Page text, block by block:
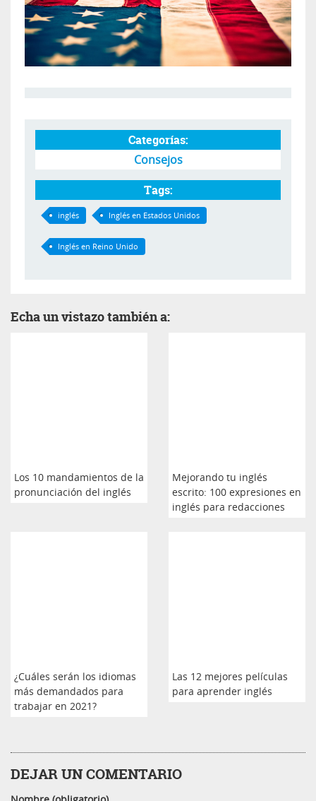
Categorías:
Consejos
Tags:
inglés Inglés en Estados Unidos
Inglés en Reino Unido
Echa un vistazo también a:
Los 10 mandamientos de la
pronunciación del inglés
Mejorando tu inglés
escrito: 100 expresiones en
inglés para redacciones
¿Cuáles serán los idiomas
más demandados para
trabajar en 2021?
Las 12 mejores películas
para aprender inglés
DEJAR UN COMENTARIO